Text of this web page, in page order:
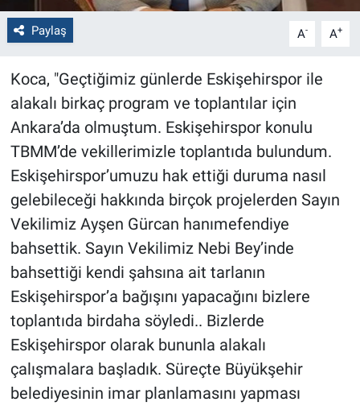
Paylaş A- A+
Koca, "Geçtiğimiz günlerde Eskişehirspor ile
alakalı birkaç program ve toplantılar için
Ankara’da olmuştum. Eskişehirspor konulu
TBMM’de vekillerimizle toplantıda bulundum.
Eskişehirspor’umuzu hak ettiği duruma nasıl
gelebileceği hakkında birçok projelerden Sayın
Vekilimiz Ayşen Gürcan hanımefendiye
bahsettik. Sayın Vekilimiz Nebi Bey’inde
bahsettiği kendi şahsına ait tarlanın
Eskişehirspor’a bağışını yapacağını bizlere
toplantıda birdaha söyledi.. Bizlerde
Eskişehirspor olarak bununla alakalı
çalışmalara başladık. Süreçte Büyükşehir
belediyesinin imar planlamasını yapması
Çevre
Magazin
Bilim ve Teknoloji